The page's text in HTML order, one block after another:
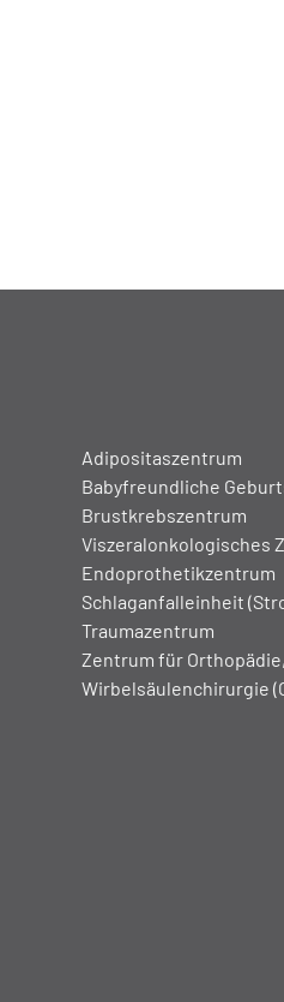
Adipositaszentrum
Babyfreundliche
Brustkrebszentrum
Viszeralonkologisches
Endoprothetikzentrum
Schlaganfalleinheit
Traumazentrum
Zentrum für
Wirbelsäulenchirurgie